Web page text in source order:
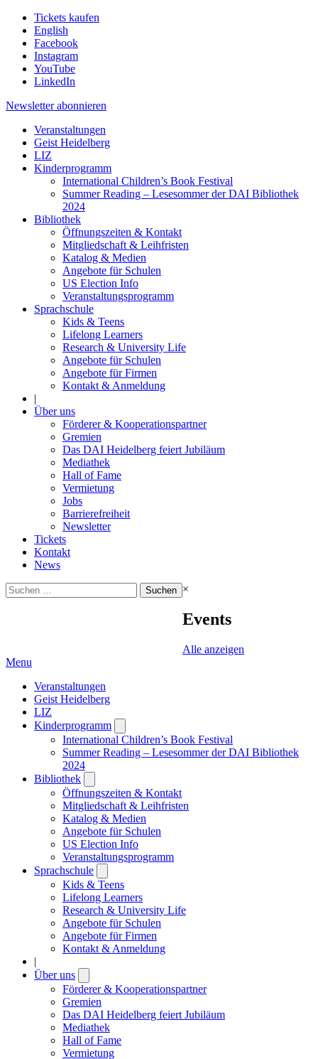
Tickets kaufen
English
Facebook
Instagram
YouTube
LinkedIn
Newsletter abonnieren
Veranstaltungen
Geist Heidelberg
LIZ
Kinderprogramm
International Children’s Book Festival
Summer Reading – Lesesommer der DAI Bibliothek
2024
Bibliothek
Öffnungszeiten & Kontakt
Mitgliedschaft & Leihfristen
Katalog & Medien
Angebote für Schulen
US Election Info
Veranstaltungsprogramm
Sprachschule
Kids & Teens
Lifelong Learners
Research & University Life
Angebote für Schulen
Angebote für Firmen
Kontakt & Anmeldung
|
Über uns
Förderer & Kooperationspartner
Gremien
Das DAI Heidelberg feiert Jubiläum
Mediathek
Hall of Fame
Vermietung
Jobs
Barrierefreiheit
Newsletter
Tickets
Kontakt
News
Suchen
nach:
×
Events
Alle anzeigen
Menu
Veranstaltungen
Geist Heidelberg
LIZ
Kinderprogramm
submenu
International Children’s Book Festival
Summer Reading – Lesesommer der DAI Bibliothek
2024
Bibliothek
submenu
Öffnungszeiten & Kontakt
Mitgliedschaft & Leihfristen
Katalog & Medien
Angebote für Schulen
US Election Info
Veranstaltungsprogramm
Sprachschule
submenu
Kids & Teens
Lifelong Learners
Research & University Life
Angebote für Schulen
Angebote für Firmen
Kontakt & Anmeldung
|
Über uns
submenu
Förderer & Kooperationspartner
Gremien
Das DAI Heidelberg feiert Jubiläum
Mediathek
Hall of Fame
Vermietung